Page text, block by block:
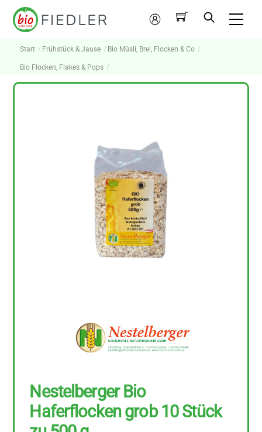
Skip
Mein
Konto
Start Frühstück & Jause Bio Müsli, Brei, Flocken & Co
Bio Flocken, Flakes & Pops
Nestelberger Bio
Haferflocken grob 10 Stück